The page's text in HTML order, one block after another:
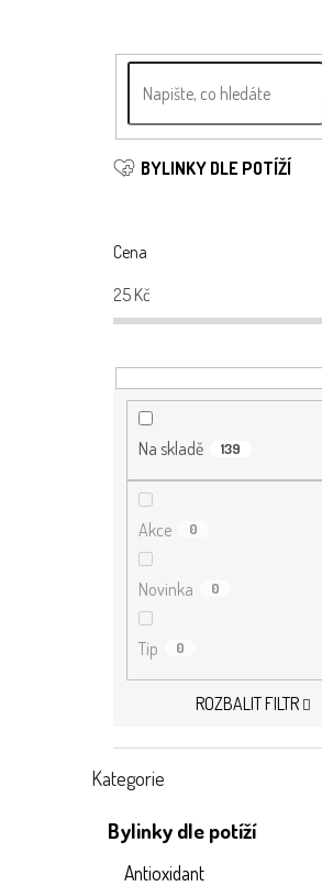
BYLINKY DLE POTÍŽÍ
Cena
25 Kč
Na skladě 139
Akce 0
Novinka 0
Tip 0
ROZBALIT FILTR
Přeskočit
Kategorie
Bylinky dle potíží
Antioxidant